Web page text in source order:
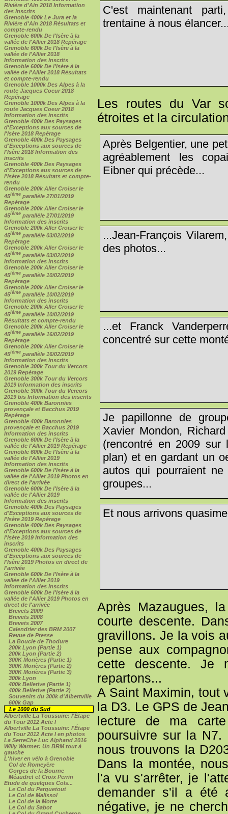
Rivière d'Ain 2018 Information
des inscrits
Grenoble 400k Le Jura et la
Rivière d'Ain 2018 Résultats et
compte-rendu
Grenoble 600k De l'Isère à la
vallée de l'Allier 2018 Repérage
Grenoble 600k De l'Isère à la
vallée de l'Allier 2018
Information des inscrits
Grenoble 600k De l'Isère à la
vallée de l'Allier 2018 Résultats
et compte-rendu
Grenoble 1000k Des Alpes à la
route Jacques Coeur 2018
Repérage
Grenoble 1000k Des Alpes à la
route Jacques Coeur 2018
Information des inscrits
Grenoble 400k Des Paysages
d'Exceptions aux sources de
l'Isère 2018 Repérage
Grenoble 400k Des Paysages
d'Exceptions aux sources de
l'Isère 2018 Information des
inscrits
Grenoble 400k Des Paysages
d'Exceptions aux sources de
l'Isère 2018 Résultats et compte-
rendu
Grenoble 200k Aller Croiser le
45ième parallèle 27/01/2019
Repérage
Grenoble 200k Aller Croiser le
45ième parallèle 27/01/2019
Information des inscrits
Grenoble 200k Aller Croiser le
45ième parallèle 03/02/2019
Repérage
Grenoble 200k Aller Croiser le
45ième parallèle 03/02/2019
Information des inscrits
Grenoble 200k Aller Croiser le
45ième parallèle 10/02/2019
Repérage
Grenoble 200k Aller Croiser le
45ième parallèle 10/02/2019
Information des inscrits
Grenoble 200k Aller Croiser le
45ième parallèle 10/02/2019
Résultats et compte-rendu
Grenoble 200k Aller Croiser le
45ième parallèle 16/02/2019
Repérage
Grenoble 200k Aller Croiser le
45ième parallèle 16/02/2019
Information des inscrits
Grenoble 300k Tour du Vercors
2019 Repérage
Grenoble 300k Tour du Vercors
2019 Information des inscrits
Grenoble 300k Tour du Vercors
2019 bis Information des inscrits
Grenoble 400k Baronnies
provençale et Bacchus 2019
Repérage
Grenoble 400k Baronnies
provençale et Bacchus 2019
Information des inscrits
Grenoble 600k De l'Isère à la
vallée de l'Allier 2019 Repérage
Grenoble 600k De l'Isère à la
vallée de l'Allier 2019
Information des inscrits
Grenoble 600k De l'Isère à la
vallée de l'Allier 2019 Photos en
direct de l'arrivée
Grenoble 600k De l'Isère à la
vallée de l'Allier 2019
Information des inscrits
Grenoble 400k Des Paysages
d'Exceptions aux sources de
l'Isère 2019 Repérage
Grenoble 400k Des Paysages
d'Exceptions aux sources de
l'Isère 2019 Information des
inscrits
Grenoble 400k Des Paysages
d'Exceptions aux sources de
l'Isère 2019 Photos en direct de
l'arrivée
Grenoble 600k De l'Isère à la
vallée de l'Allier 2019
Information des inscrits
Grenoble 600k De l'Isère à la
vallée de l'Allier 2019 Photos en
direct de l'arrivée
Brevets 2009
Brevets 2008
Brevets 2007
Calendrier des BRM 2007
Revue de Presse
La Boucle de Thodure
200k Lyon (Partie 1)
200k Lyon (Partie 2)
300K Morières (Partie 1)
300K Morières (Partie 2)
300K Morières (Partie 3)
300k Lyon
400k Bellerive (Partie 1)
400k Bellerive (Partie 2)
Souvenirs du 300k d'Albertville
600k Gap
Le 1000 du Sud
Albertville La Toussuire: l'Étape
du Tour 2012 Acte I
Albertville La Toussuire: l'Étape
du Tour 2012 Acte I en photos
La SerreChe Luc Alphand 2016
Willy Warmer: Un BRM tout à
gauche
L'hiver en vélo à Grenoble
Col de Romeyère
Gorges de la Bourne
Méaudret et Croix Perrin
Etude de quelques Cols...
Le Col du Parquetout
Le Col de Malissol
Le Col de la Morte
Le Col du Sabot
C'est maintenant
trentaine à nous
Les routes du Var
étroites et la
Après Belgentier, une
agréablement les
Eibner qui précède...
...Jean-François
des photos...
...et Franck
concentré sur cette
Je papillonne de
Xavier Mondon,
(rencontré en 2009
plan) et en gardant un
autos qui pourraient
groupes...
Et nous arrivons
Après Mazaugues,
courte descente.
gravillons. Je la vois
pense aux
cette descente. Je
repartons...
A Saint Maximin, tout
la D3. Le GPS de
lecture de ma
poursuivre sur la
nous trouvons la
Dans la montée,
l'a vu s'arrêter, je
demander s'il a été
négative, je ne